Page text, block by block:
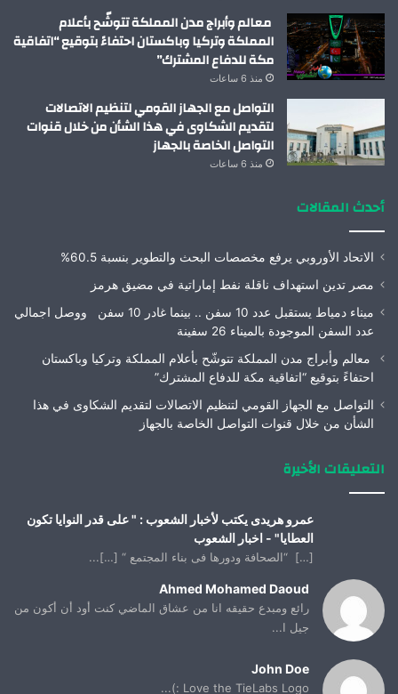
معالم وأبراج مدن المملكة تتوشّح بأعلام
المملكة وتركيا وباكستان احتفاءً بتوقيع “اتفاقية
مكة للدفاع المشترك”
منذ 6 ساعات
التواصل مع الجهاز القومي لتنظيم الاتصالات
لتقديم الشكاوى في هذا الشأن من خلال قنوات
التواصل الخاصة بالجهاز
منذ 6 ساعات
أحدث المقالات
الاتحاد الأوروبي يرفع مخصصات البحث والتطوير بنسبة 60.5%
مصر تدين استهداف ناقلة نفط إماراتية في مضيق هرمز
ميناء دمياط يستقبل عدد 10 سفن .. بينما غادر 10 سفن ووصل اجمالي
عدد السفن الموجودة بالميناء 26 سفينة
معالم وأبراج مدن المملكة تتوشّح بأعلام المملكة وتركيا وباكستان
احتفاءً بتوقيع “اتفاقية مكة للدفاع المشترك”
التواصل مع الجهاز القومي لتنظيم الاتصالات لتقديم الشكاوى في هذا
الشأن من خلال قنوات التواصل الخاصة بالجهاز
التعليقات الأخيرة
عمرو هريدى يكتب لأخبار الشعوب : " على قدر النوايا تكون
العطايا" - اخبار الشعوب
[…] “الصحافة ودورها فى بناء المجتمع “ […]...
Ahmed Mohamed Daoud
رائع ومبدع حقيقه انا من عشاق الماضي كنت أود أن أكون من
جيل ا...
John Doe
Love the TieLabs Logo :)...